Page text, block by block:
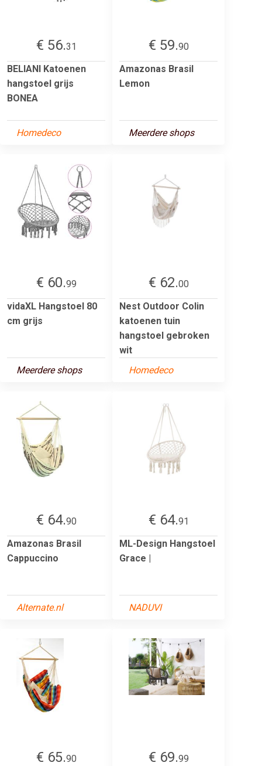
€ 56.31
BELIANI Katoenen
hangstoel grijs
BONEA
Homedeco
€ 59.90
Amazonas Brasil
Lemon
Meerdere shops
€ 60.99
vidaXL Hangstoel 80
cm grijs
Meerdere shops
€ 62.00
Nest Outdoor Colin
katoenen tuin
hangstoel gebroken
wit
Homedeco
€ 64.90
Amazonas Brasil
Cappuccino
Alternate.nl
€ 64.91
ML-Design Hangstoel
Grace |
NADUVI
€ 65.90 € 69.99